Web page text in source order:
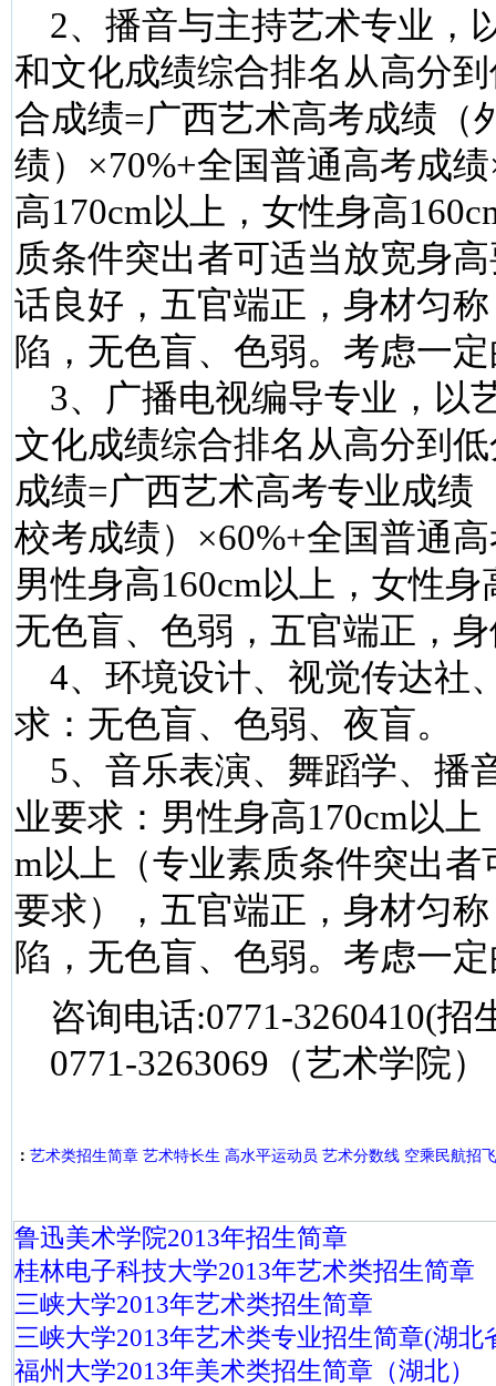
2、播音与主持艺术专业，
和文化成绩综合排名从高分
合成绩=广西艺术高考成绩（
绩）×70%+全国普通高考成
高170cm以上，女性身高
质条件突出者可适当放宽身
话良好，五官端正，身材匀
陷，无色盲、色弱。考虑一
3、广播电视编导专业，以
文化成绩综合排名从高分到
成绩=广西艺术高考专业成绩
校考成绩）×60%+全国普通
男性身高160cm以上，女性身
无色盲、色弱，五官端正，
4、环境设计、视觉传达社
求：无色盲、色弱、夜盲。
5、音乐表演、舞蹈学、播
业要求：男性身高170cm以上
m以上（专业素质条件突出者
要求），五官端正，身材匀
陷，无色盲、色弱。考虑一
咨询电话:0771-3260410(招
0771-3263069（艺术学院）
： 艺术类招生简章 艺术特长生 高水平运动员 艺术分数线 空乘民航招飞
鲁迅美术学院2013年招生简章
桂林电子科技大学2013年艺术类招生简章
三峡大学2013年艺术类招生简章
三峡大学2013年艺术类专业招生简章(湖北
福州大学2013年美术类招生简章（湖北）